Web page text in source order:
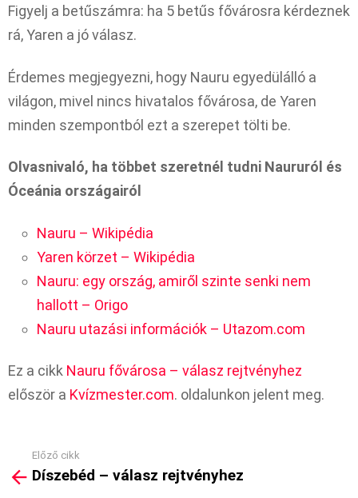
Figyelj a betűszámra: ha 5 betűs fővárosra kérdeznek
rá, Yaren a jó válasz.
Érdemes megjegyezni, hogy Nauru egyedülálló a
világon, mivel nincs hivatalos fővárosa, de Yaren
minden szempontból ezt a szerepet tölti be.
Olvasnivaló, ha többet szeretnél tudni Naururól és
Óceánia országairól
Nauru – Wikipédia
Yaren körzet – Wikipédia
Nauru: egy ország, amiről szinte senki nem
hallott – Origo
Nauru utazási információk – Utazom.com
Ez a cikk Nauru fővárosa – válasz rejtvényhez
először a Kvízmester.com. oldalunkon jelent meg.
more
Előző cikk
Díszebéd – válasz rejtvényhez